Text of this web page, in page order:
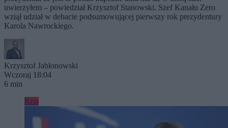
uwierzyłem – powiedział Krzysztof Stanowski. Szef Kanału Zero
wziął udział w debacie podsumowującej pierwszy rok prezydentury
Karola Nawrockiego.
Krzysztof Jabłonowski
Wczoraj 18:04
6 min
Kraj